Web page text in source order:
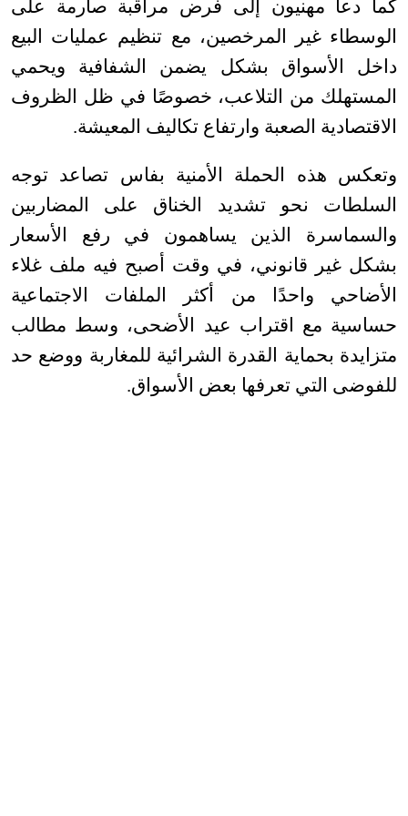
كما دعا مهنيون إلى فرض مراقبة صارمة على
الوسطاء غير المرخصين، مع تنظيم عمليات البيع
داخل الأسواق بشكل يضمن الشفافية ويحمي
المستهلك من التلاعب، خصوصًا في ظل الظروف
الاقتصادية الصعبة وارتفاع تكاليف المعيشة.
وتعكس هذه الحملة الأمنية بفاس تصاعد توجه
السلطات نحو تشديد الخناق على المضاربين
والسماسرة الذين يساهمون في رفع الأسعار
بشكل غير قانوني، في وقت أصبح فيه ملف غلاء
الأضاحي واحدًا من أكثر الملفات الاجتماعية
حساسية مع اقتراب عيد الأضحى، وسط مطالب
متزايدة بحماية القدرة الشرائية للمغاربة ووضع حد
للفوضى التي تعرفها بعض الأسواق.